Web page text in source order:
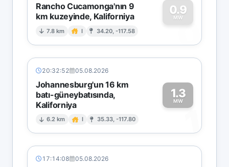
Rancho Cucamonga'nın 9
km kuzeyinde, Kaliforniya
7.8 km I 34.20, -117.58
0.9
MW
0
20:32:52 05.08.2026
Johannesburg'un 16 km
batı-güneybatısında,
Kaliforniya
6.2 km I 35.33, -117.80
1.3
MW
1
17:14:08 05.08.2026